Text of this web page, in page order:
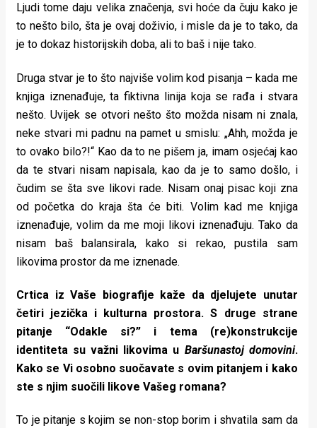
Ljudi tome daju velika značenja, svi hoće da čuju kako je
to nešto bilo, šta je ovaj doživio, i misle da je to tako, da
je to dokaz historijskih doba, ali to baš i nije tako.
Druga stvar je to što najviše volim kod pisanja – kada me
knjiga iznenađuje, ta fiktivna linija koja se rađa i stvara
nešto. Uvijek se otvori nešto što možda nisam ni znala,
neke stvari mi padnu na pamet u smislu: „Ahh, možda je
to ovako bilo?!“ Kao da to ne pišem ja, imam osjećaj kao
da te stvari nisam napisala, kao da je to samo došlo, i
čudim se šta sve likovi rade. Nisam onaj pisac koji zna
od početka do kraja šta će biti. Volim kad me knjiga
iznenađuje, volim da me moji likovi iznenađuju. Tako da
nisam baš balansirala, kako si rekao, pustila sam
likovima prostor da me iznenade.
Crtica iz Vaše biografije kaže da djelujete unutar
četiri jezička i kulturna prostora. S druge strane
pitanje “Odakle si?” i tema (re)konstrukcije
identiteta su važni likovima u Baršunastoj domovini.
Kako se Vi osobno suočavate s ovim pitanjem i kako
ste s njim suočili likove Vašeg romana?
To je pitanje s kojim se non-stop borim i shvatila sam da